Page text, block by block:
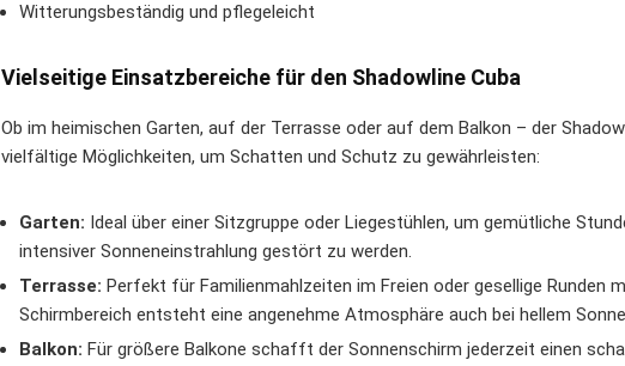
Witterungsbeständig und pflegeleicht
Vielseitige Einsatzbereiche für den Shadowline Cuba
Ob im heimischen Garten, auf der Terrasse oder auf dem Balkon – der
vielfältige Möglichkeiten, um Schatten und Schutz zu gewährleisten:
Garten: Ideal über einer Sitzgruppe oder Liegestühlen, um gemütliche
intensiver Sonneneinstrahlung gestört zu werden.
Terrasse: Perfekt für Familienmahlzeiten im Freien oder gesellige Runden
Schirmbereich entsteht eine angenehme Atmosphäre auch bei hellem
Balkon: Für größere Balkone schafft der Sonnenschirm jederzeit einen